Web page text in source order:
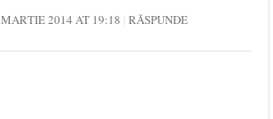
2014 AT 19:18 RĂSPUNDE